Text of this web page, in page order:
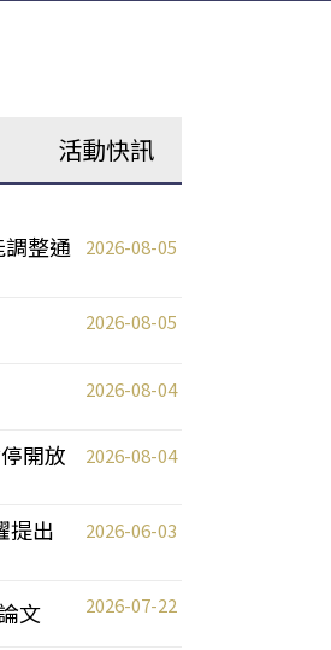
活動快訊
調整通
2026-08-05
2026-08-05
2026-08-04
開放
2026-08-04
提出
2026-06-03
文 2026-07-22